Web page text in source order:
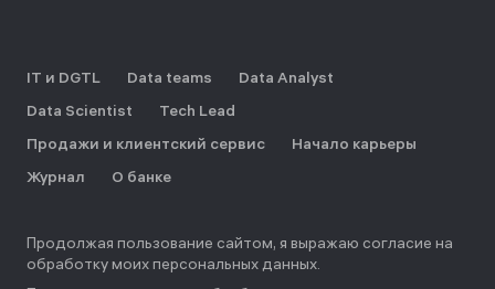
IT и DGTL Data teams
Data Analyst
Data Scientist
Tech Lead
Продажи и клиентский сервис
Начало карьеры
Журнал
О банке
Продолжая пользование сайтом, я выражаю согласие на
обработку моих персональных данных.